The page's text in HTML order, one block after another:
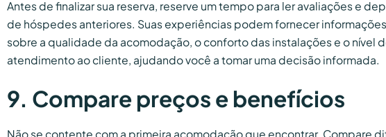
Antes de finalizar sua reserva, reserve um tempo para ler avaliações e
de hóspedes anteriores. Suas experiências podem fornecer
sobre a qualidade da acomodação, o conforto das instalações e o nível
atendimento ao cliente, ajudando você a tomar uma decisão informada.
9. Compare preços e benefícios
Não se contente com a primeira acomodação que encontrar. Compare